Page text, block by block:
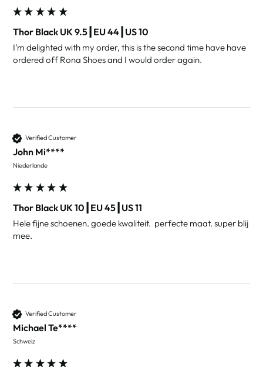
Thor Black UK 9.5┃EU 44┃US 10
I’m delighted with my order, this is the second time have have
ordered off Rona Shoes and I would order again.
Verified Customer
John Mi****
Niederlande
Thor Black UK 10┃EU 45┃US 11
Hele fijne schoenen. goede kwaliteit.  perfecte maat. super blij
mee.
Verified Customer
Michael Te****
Schweiz